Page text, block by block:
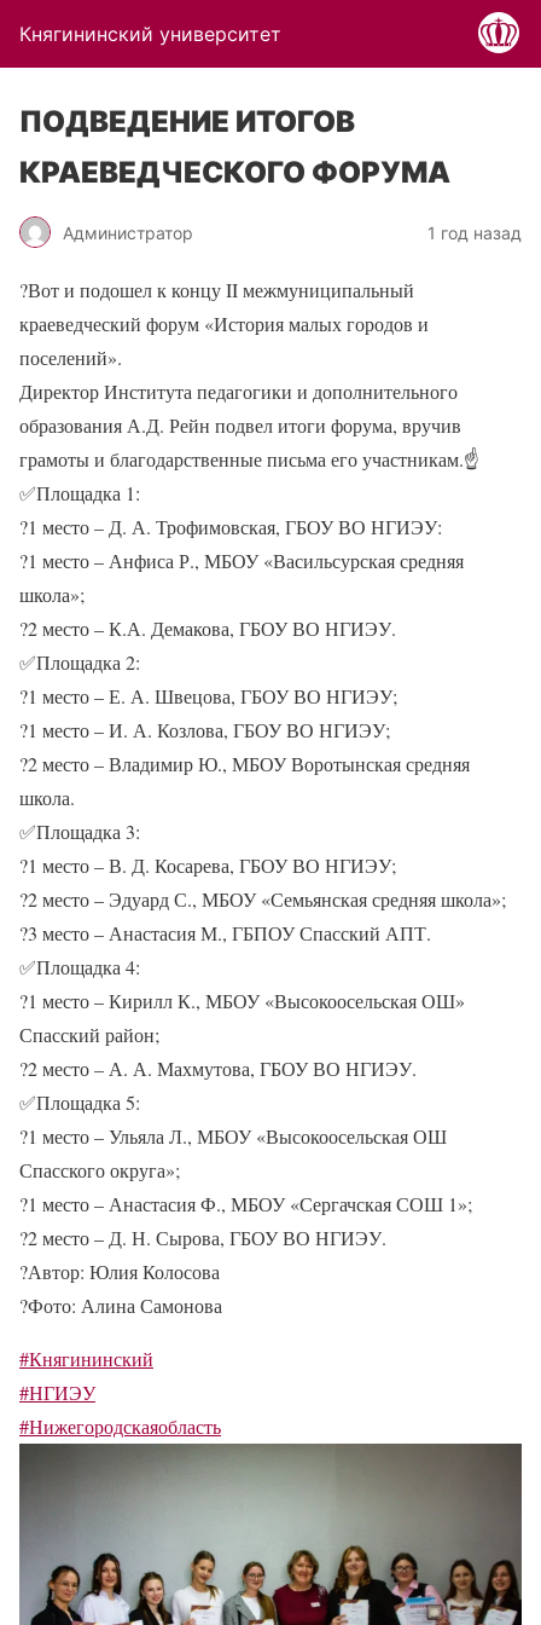
Княгининский университет
ПОДВЕДЕНИЕ ИТОГОВ
КРАЕВЕДЧЕСКОГО ФОРУМА
Администратор 1 год назад
?Вот и подошел к концу II межмуниципальный
краеведческий форум «История малых городов и
поселений».
Директор Института педагогики и дополнительного
образования А.Д. Рейн подвел итоги форума, вручив
грамоты и благодарственные письма его участникам.☝
✅Площадка 1:
?1 место – Д. А. Трофимовская, ГБОУ ВО НГИЭУ:
?1 место – Анфиса Р., МБОУ «Васильсурская средняя
школа»;
?2 место – К.А. Демакова, ГБОУ ВО НГИЭУ.
✅Площадка 2:
?1 место – Е. А. Швецова, ГБОУ ВО НГИЭУ;
?1 место – И. А. Козлова, ГБОУ ВО НГИЭУ;
?2 место – Владимир Ю., МБОУ Воротынская средняя
школа.
✅Площадка 3:
?1 место – В. Д. Косарева, ГБОУ ВО НГИЭУ;
?2 место – Эдуард С., МБОУ «Семьянская средняя школа»;
?3 место – Анастасия М., ГБПОУ Спасский АПТ.
✅Площадка 4:
?1 место – Кирилл К., МБОУ «Высокоосельская ОШ»
Спасский район;
?2 место – А. А. Махмутова, ГБОУ ВО НГИЭУ.
✅Площадка 5:
?1 место – Ульяла Л., МБОУ «Высокоосельская ОШ
Спасского округа»;
?1 место – Анастасия Ф., МБОУ «Сергачская СОШ 1»;
?2 место – Д. Н. Сырова, ГБОУ ВО НГИЭУ.
?Автор: Юлия Колосова
?Фото: Алина Самонова
#Княгининский
#НГИЭУ
#Нижегородскаяобласть